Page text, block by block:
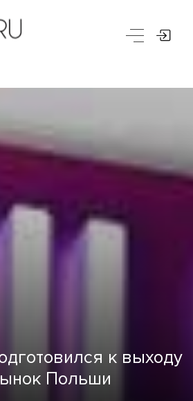
к выходу
Польши